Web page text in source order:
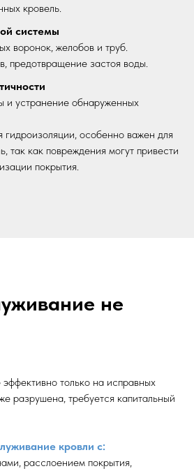
кровель.
системы
воронок, желобов и труб.
предотвращение застоя воды.
и устранение обнаруженных
гидроизоляции, особенно важен для
так как повреждения могут привести
покрытия.
не
только на исправных
разрушена, требуется капитальный
кровли с:
расслоением покрытия,